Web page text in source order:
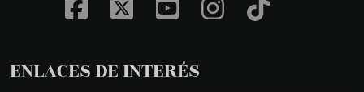
ENLACES DE INTERÉS